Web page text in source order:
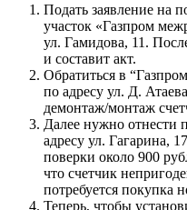
Подать заявление на
участок «Газпром
ул. Гамидова, 11.
и составит акт.
Обратиться в
по адресу ул. Д.
демонтаж/монтаж
Далее нужно отнести
адресу ул. Гагарина,
поверки около 900
что счетчик
потребуется покупка
Теперь, чтобы